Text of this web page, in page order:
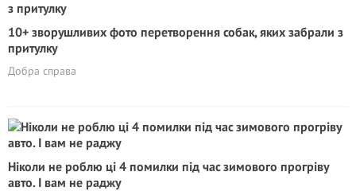
10+ зворушливих фото перетворення собак, яких забрали з
притулку
Добра справа
Ніколи не роблю ці 4 помилки під час зимового прогріву
авто. І вам не раджу